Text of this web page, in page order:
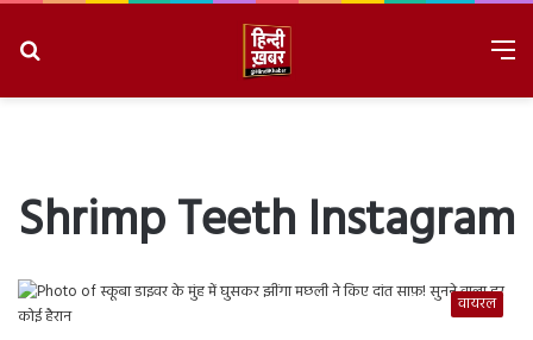
Shrimp Teeth Instagram
वायरल